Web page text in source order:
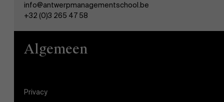
info@antwerpmanagementschool.be
+32 (0)3 265 47 58
Algemeen
Privacy